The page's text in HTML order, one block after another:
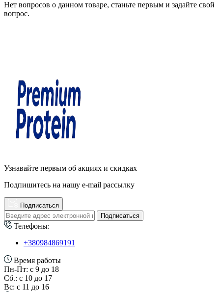
Нет вопросов о данном товаре, станьте первым и задайте свой
вопрос.
Узнавайте первым об акциях и скидках
Подпишитесь на нашу e-mail рассылку
Подписаться
Подписаться
Телефоны:
+380984869191
Время работы
Пн-Пт: с 9 до 18
Сб.: с 10 до 17
Вс: с 11 до 16